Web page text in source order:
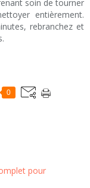
soin de tourner
entièrement.
rebranchez et
0